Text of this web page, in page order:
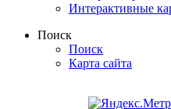
Интерактивные
Поиск
Поиск
Карта сайта